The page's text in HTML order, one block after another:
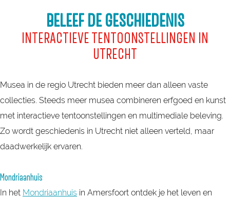
BELEEF DE GESCHIEDENIS
INTERACTIEVE TENTOONSTELLINGEN IN
UTRECHT
Musea in de regio Utrecht bieden meer dan alleen vaste
collecties. Steeds meer musea combineren erfgoed en kunst
met interactieve tentoonstellingen en multimediale beleving.
Zo wordt geschiedenis in Utrecht niet alleen verteld, maar
daadwerkelijk ervaren.
Mondriaanhuis
In het Mondriaanhuis in Amersfoort ontdek je het leven en